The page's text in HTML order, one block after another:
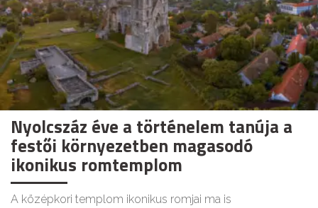
Nyolcszáz éve a történelem tanúja a
festői környezetben magasodó
ikonikus romtemplom
A középkori templom ikonikus romjai ma is